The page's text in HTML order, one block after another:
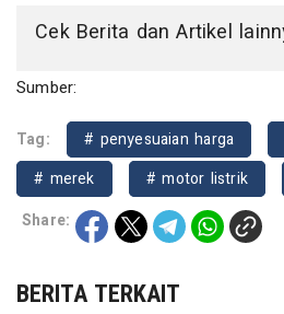
Cek Berita dan Artikel
Sumber:
Tag: # penyesuaian harga
# merek
# motor listrik
Share:
BERITA TERKAIT